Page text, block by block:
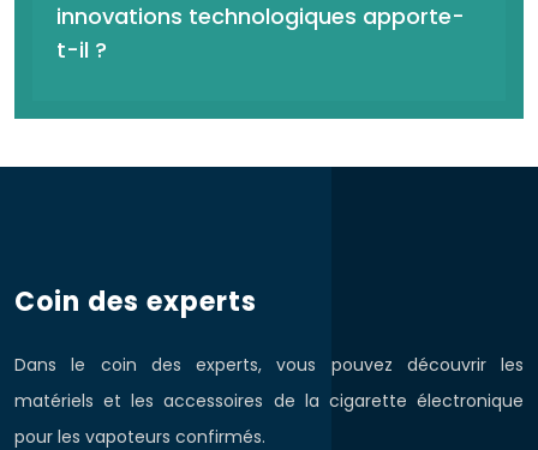
innovations technologiques apporte-
t-il ?
Coin des experts
Dans le coin des experts, vous pouvez découvrir les
matériels et les accessoires de la cigarette électronique
pour les vapoteurs confirmés.